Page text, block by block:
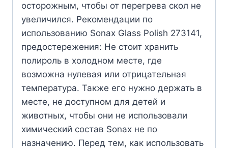
осторожным, чтобы от перегрева скол не
увеличился. Рекомендации по
использованию Sonax Glass Polish 273141,
предостережения: Не стоит хранить
полироль в холодном месте, где
возможна нулевая или отрицательная
температура. Также его нужно держать в
месте, не доступном для детей и
животных, чтобы они не использовали
химический состав Sonax не по
назначению. Перед тем, как использовать